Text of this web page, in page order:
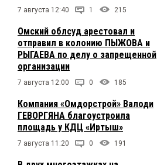
7 августа 12:40 1 215
Омский облсуд арестовал и
отправил в колонию ПЫЖОВА и
РЫГАЕВА по делу о запрещенной
организации
7 августа 12:00 0 185
Компания «Омдорстрой» Валоди
ГЕВОРГЯНА благоустроила
площадь у КДЦ «Иртыш»
7 августа 11:20 0 191